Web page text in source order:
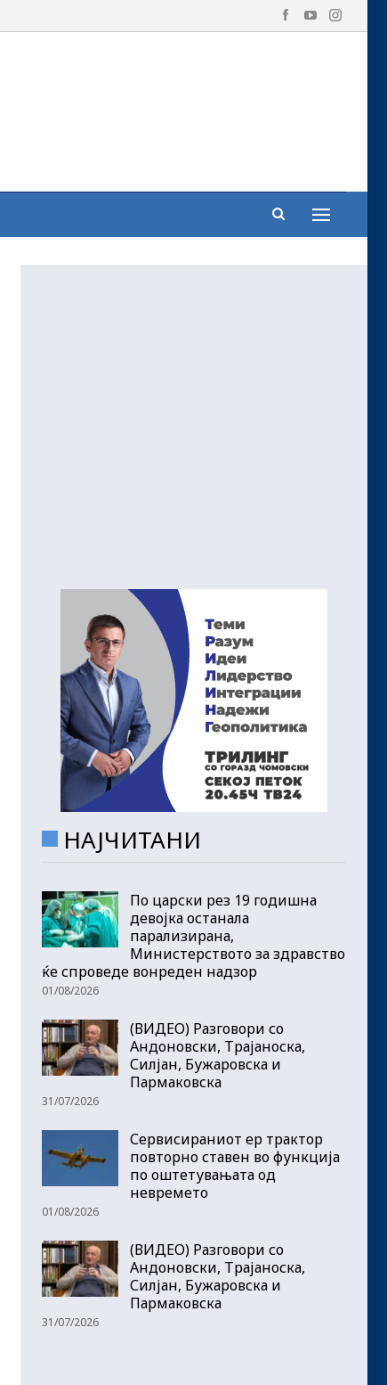
НАЈЧИТАНИ
По царски рез 19 годишна
девојка останала
парализирана,
Министерството за здравство
ќе спроведе вонреден надзор
01/08/2026
(ВИДЕО) Разговори со
Андоновски, Трајаноска,
Силјан, Бужаровска и
Пармаковска
31/07/2026
Сервисираниот ер трактор
повторно ставен во функција
по оштетувањата од
невремето
01/08/2026
(ВИДЕО) Разговори со
Андоновски, Трајаноска,
Силјан, Бужаровска и
Пармаковска
31/07/2026